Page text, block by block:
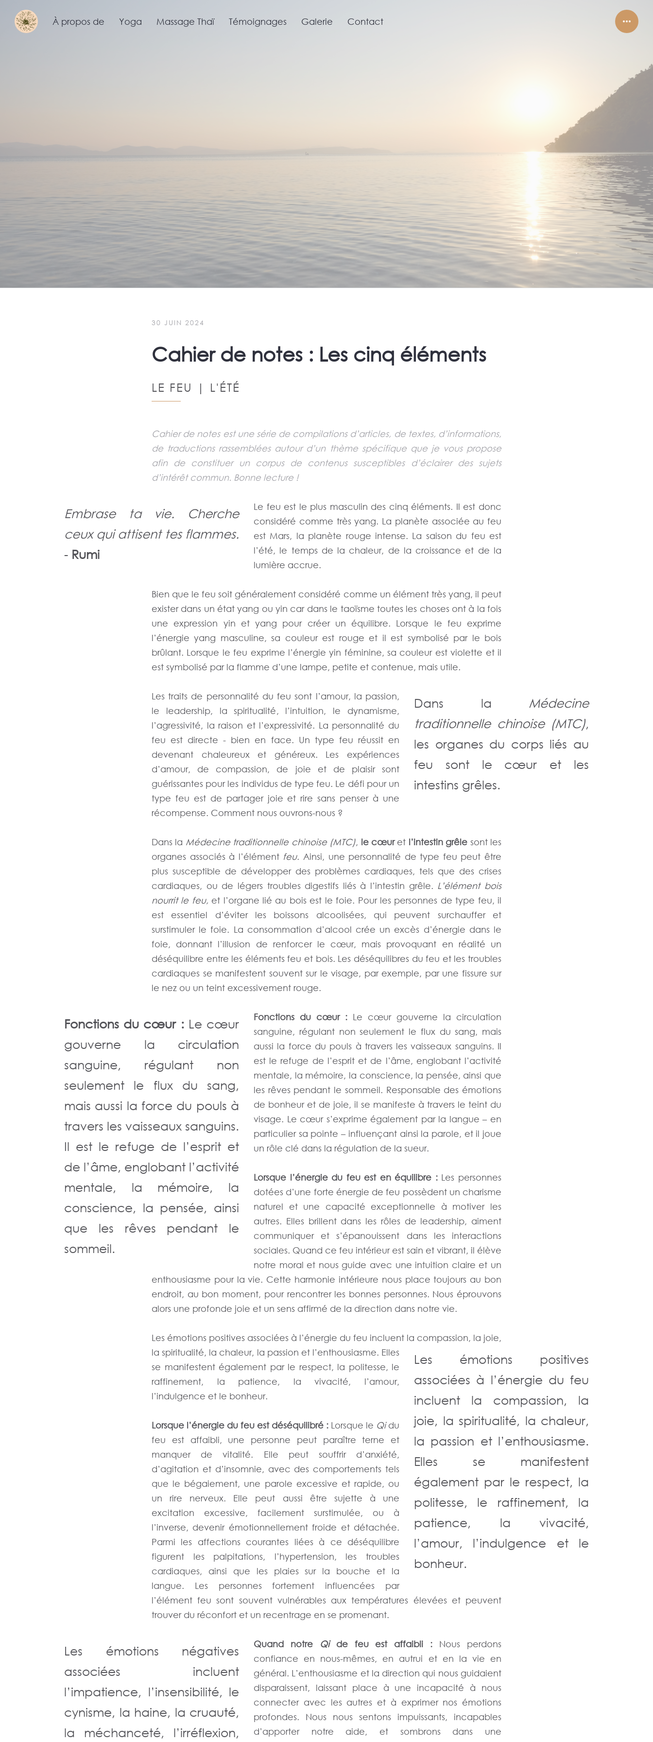
À propos de Yoga Massage Thaï Témoignages Galerie Contact
Ouvrir
30 JUIN 2024
Cahier de notes : Les cinq éléments
LE FEU | L'ÉTÉ
Cahier de notes est une série de compilations d’articles, de textes, d’informations,
de traductions rassemblées autour d’un thème spécifique que je vous propose
afin de constituer un corpus de contenus susceptibles d’éclairer des sujets
d’intérêt commun. Bonne lecture !
Embrase ta vie. Cherche
ceux qui attisent tes flammes.
- Rumi
Le feu est le plus masculin des cinq éléments. Il est donc
considéré comme très yang. La planète associée au feu
est Mars, la planète rouge intense. La saison du feu est
l’été, le temps de la chaleur, de la croissance et de la
lumière accrue.
Bien que le feu soit généralement considéré comme un élément très yang, il peut
exister dans un état yang ou yin car dans le taoïsme toutes les choses ont à la fois
une expression yin et yang pour créer un équilibre. Lorsque le feu exprime
l’énergie yang masculine, sa couleur est rouge et il est symbolisé par le bois
brûlant. Lorsque le feu exprime l’énergie yin féminine, sa couleur est violette et il
est symbolisé par la flamme d’une lampe, petite et contenue, mais utile.
Dans la Médecine
traditionnelle chinoise (MTC),
les organes du corps liés au
feu sont le cœur et les
intestins grêles.
Les traits de personnalité du feu sont l’amour, la passion,
le leadership, la spiritualité, l’intuition, le dynamisme,
l’agressivité, la raison et l’expressivité. La personnalité du
feu est directe - bien en face. Un type feu réussit en
devenant chaleureux et généreux. Les expériences
d’amour, de compassion, de joie et de plaisir sont
guérissantes pour les individus de type feu. Le défi pour un
type feu est de partager joie et rire sans penser à une
récompense. Comment nous ouvrons-nous ?
Dans la Médecine traditionnelle chinoise (MTC), le cœuret l’intestin grêle sont les
organes associés à l’élément feu. Ainsi, une personnalité de type feu peut être
plus susceptible de développer des problèmes cardiaques, tels que des crises
cardiaques, ou de légers troubles digestifs liés à l’intestin grêle. L’élément bois
nourrit le feu, et l’organe lié au bois est le foie. Pour les personnes de type feu, il
est essentiel d’éviter les boissons alcoolisées, qui peuvent surchauffer et
surstimuler le foie. La consommation d’alcool crée un excès d’énergie dans le
foie, donnant l’illusion de renforcer le cœur, mais provoquant en réalité un
déséquilibre entre les éléments feu et bois. Les déséquilibres du feu et les troubles
cardiaques se manifestent souvent sur le visage, par exemple, par une fissure sur
le nez ou un teint excessivement rouge.
Fonctions du cœur :Le cœur
gouverne la circulation
sanguine, régulant non
seulement le flux du sang,
mais aussi la force du pouls à
travers les vaisseaux sanguins.
Il est le refuge de l’esprit et
de l’âme, englobant l’activité
mentale, la mémoire, la
conscience, la pensée, ainsi
que les rêves pendant le
sommeil.
Fonctions du cœur : Le cœur gouverne la circulation
sanguine, régulant non seulement le flux du sang, mais
aussi la force du pouls à travers les vaisseaux sanguins. Il
est le refuge de l’esprit et de l’âme, englobant l’activité
mentale, la mémoire, la conscience, la pensée, ainsi que
les rêves pendant le sommeil. Responsable des émotions
de bonheur et de joie, il se manifeste à travers le teint du
visage. Le cœur s’exprime également par la langue – en
particulier sa pointe – influençant ainsi la parole, et il joue
un rôle clé dans la régulation de la sueur.
Lorsque l’énergie du feu est en équilibre :Les personnes
dotées d’une forte énergie de feu possèdent un charisme
naturel et une capacité exceptionnelle à motiver les
autres. Elles brillent dans les rôles de leadership, aiment
communiquer et s’épanouissent dans les interactions
sociales. Quand ce feu intérieur est sain et vibrant, il élève
notre moral et nous guide avec une intuition claire et un
enthousiasme pour la vie. Cette harmonie intérieure nous place toujours au bon
endroit, au bon moment, pour rencontrer les bonnes personnes. Nous éprouvons
alors une profonde joie et un sens affirmé de la direction dans notre vie.
Les émotions positives associées à l’énergie du feu incluent
Les émotions positives
associées à l’énergie du feu
incluent la compassion, la
joie, la spiritualité, la chaleur,
la passion et l’enthousiasme.
Elles se manifestent
également par le respect, la
politesse, le raffinement, la
patience, la vivacité,
l’amour, l’indulgence et le
bonheur.
la compassion, la joie,
la spiritualité, la chaleur, la passion et l’enthousiasme. Elles
se manifestent également par le respect, la politesse, le
raffinement, la patience, la vivacité, l’amour,
l’indulgence et le bonheur.
Lorsque l’énergie du feu est déséquilibré : Lorsque le Qidu
feu est affaibli, une personne peut paraître terne et
manquer de vitalité. Elle peut souffrir d’anxiété,
d’agitation et d’insomnie, avec des comportements tels
que le bégaiement, une parole excessive et rapide, ou
un rire nerveux. Elle peut aussi être sujette à une
excitation excessive, facilement surstimulée, ou à
l’inverse, devenir émotionnellement froide et détachée.
Parmi les affections courantes liées à ce déséquilibre
figurent les palpitations, l’hypertension, les troubles
cardiaques, ainsi que les plaies sur la bouche et la
langue. Les personnes fortement influencées par
l’élément feu sont souvent vulnérables aux températures élevées et peuvent
trouver du réconfort et un recentrage en se promenant.
Les émotions négatives
associées incluent
l’impatience, l’insensibilité, le
cynisme, la haine, la cruauté,
la méchanceté, l’irréflexion,
Quand notre Qide feu est affaibli : Nous perdons
confiance en nous-mêmes, en autrui et en la vie en
général. L’enthousiasme et la direction qui nous guidaient
disparaissent, laissant place à une incapacité à nous
connecter avec les autres et à exprimer nos émotions
profondes. Nous nous sentons impuissants, incapables
d’apporter notre aide, et sombrons dans une